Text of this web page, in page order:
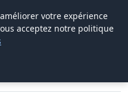
GUSTAVE ROUSSY…
votre expérience
acceptez notre politique